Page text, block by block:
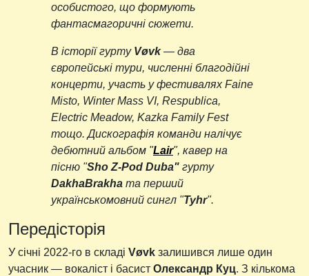
особистого, що формують
фантасмагоричні сюжети.
В історії гурту Vøvk— два
європейські тури, численні благодійні
концерти, участь у фестивалях Faine
Misto, Winter Mass VI, Respublica,
Electric Meadow, Kazka Family Fest
тощо. Дискографія команди налічує
дебютний альбом "Lair", кавер на
пісню "Sho Z-Pod Duba" гурту
DakhaBrakha та перший
українськомовний сингл "Tyhr".
Передісторія
У січні 2022-го в складі Vøvk залишився лише один
учасник — вокаліст і басист Олександр Куц. З кількома